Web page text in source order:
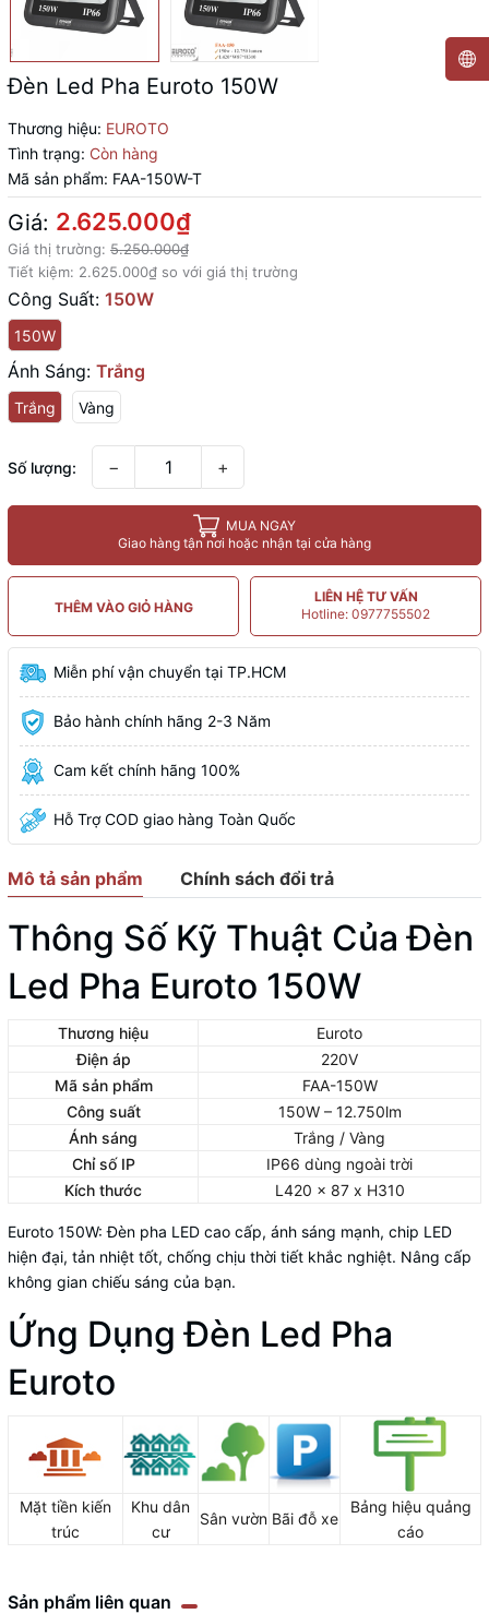
Đèn Led Pha Euroto 150W
Thương hiệu: EUROTO
Tình trạng: Còn hàng
Mã sản phẩm: FAA-150W-T
Giá: 2.625.000₫
Giá thị trường: 5.250.000₫
Tiết kiệm: 2.625.000₫ so với giá thị trường
Công Suất: 150W
150W
Ánh Sáng: Trắng
Trắng Vàng
Số lượng: − +
MUA NGAY
Giao hàng tận nơi hoặc nhận tại cửa hàng
THÊM VÀO GIỎ HÀNG
LIÊN HỆ TƯ VẤN
Hotline: 0977755502
Miễn phí vận chuyển tại TP.HCM
Bảo hành chính hãng 2-3 Năm
Cam kết chính hãng 100%
Hỗ Trợ COD giao hàng Toàn Quốc
Mô tả sản phẩm Chính sách đổi trả
Thông Số Kỹ Thuật Của Đèn
Led Pha Euroto 150W
Thương hiệu
Euroto
Điện áp
220V
Mã sản phẩm
FAA-150W
Công suất
150W – 12.750lm
Ánh sáng
Trắng / Vàng
Chỉ số IP
IP66 dùng ngoài trời
Kích thước
L420 x 87 x H310
Euroto 150W: Đèn pha LED cao cấp, ánh sáng mạnh, chip LED
hiện đại, tản nhiệt tốt, chống chịu thời tiết khắc nghiệt. Nâng cấp
không gian chiếu sáng của bạn.
Ứng Dụng Đèn Led Pha
Euroto
Mặt tiền kiến
trúc
Khu dân
cư
Sân vườn Bãi đỗ xe
Bảng hiệu quảng
cáo
Sản phẩm liên quan